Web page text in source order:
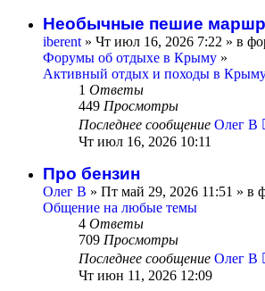
Необычные пешие
iberent » Чт июл 16, 2026 7:22 » в
Форумы об отдыхе в Крыму »
Активный отдых и походы в
1 Ответы
449 Просмотры
Последнее сообщение Олег В
Чт июл 16, 2026 10:11
Про бензин
Олег В » Пт май 29, 2026 11:51 » в
Общение на любые темы
4 Ответы
709 Просмотры
Последнее сообщение Олег В
Чт июн 11, 2026 12:09